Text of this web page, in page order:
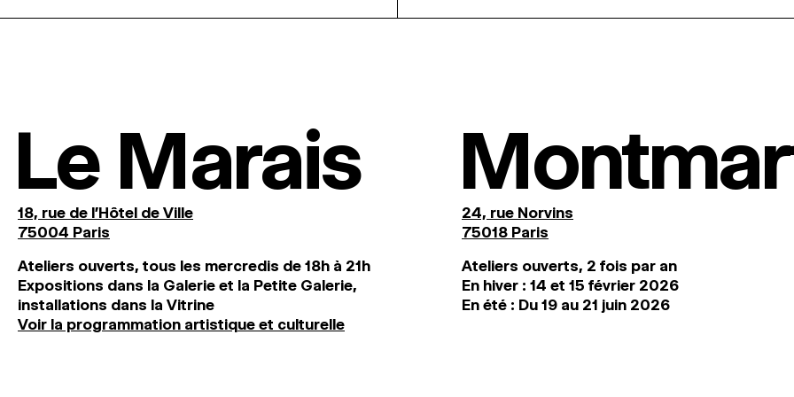
Le Marais
18, rue de l'Hôtel de Ville
75004 Paris
Ateliers ouverts, tous les mercredis de 18h à 21h
Expositions dans la Galerie et la Petite Galerie,
installations dans la Vitrine
Voir la programmation artistique et culturelle
24, rue Norvins
75018 Paris
Ateliers ouverts, 2 fois par an
En hiver : 14 et 15 février 2026
En été : Du 19 au 21 juin 2026